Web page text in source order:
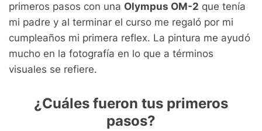
primeros pasos con una Olympus OM-2 que tenía
mi padre y al terminar el curso me regaló por mi
cumpleaños mi primera reflex. La pintura me ayudó
mucho en la fotografía en lo que a términos
visuales se refiere.
¿Cuáles fueron tus primeros
pasos?